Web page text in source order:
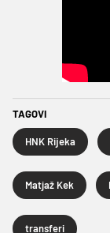
TAGOVI
HNK Rijeka
Matjaž Kek
transferi